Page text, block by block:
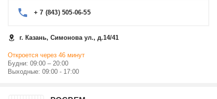
+ 7 (843) 505-06-55
г. Казань, Симонова ул., д.14/41
Откроется через 46 минут
Будни: 09:00 – 20:00
Выходные: 09:00 - 17:00